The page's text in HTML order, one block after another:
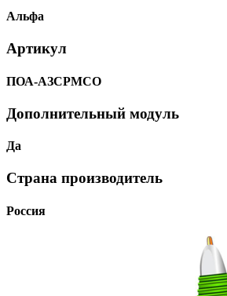
Альфа
Артикул
ПОА-АЗСРМСО
Дополнительный модуль
Да
Страна производитель
Россия